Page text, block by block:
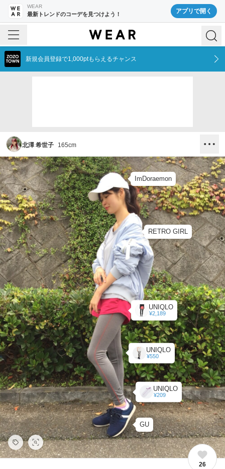
WEAR
最新トレンドのコーデを見つけよう！ アプリで開く
新規会員登録で1,000ptもらえるチャンス
北澤 希世子 165cm
RETRO GIRL
ImDoraemon
UNIQLO
¥2,189
UNIQLO
¥550
UNIQLO
¥209
GU
26